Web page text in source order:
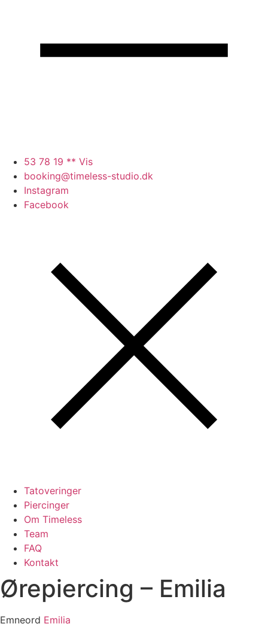
53 78 19 ** Vis
booking@timeless-studio.dk
Instagram
Facebook
Tatoveringer
Piercinger
Om Timeless
Team
FAQ
Kontakt
Ørepiercing – Emilia
Emneord Emilia